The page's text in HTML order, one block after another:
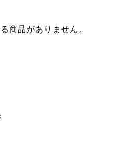
商品がありません。